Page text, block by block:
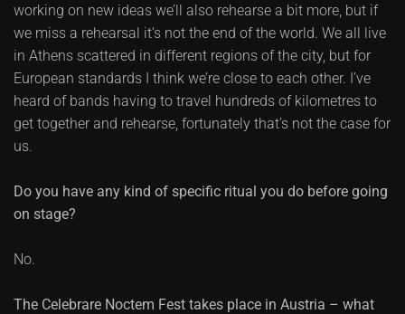
working on new ideas we’ll also rehearse a bit more, but if
we miss a rehearsal it’s not the end of the world. We all live
in Athens scattered in different regions of the city, but for
European standards I think we’re close to each other. I’ve
heard of bands having to travel hundreds of kilometres to
get together and rehearse, fortunately that’s not the case for
us.
Do you have any kind of specific ritual you do before going
on stage?
No.
The Celebrare Noctem Fest takes place in Austria – what